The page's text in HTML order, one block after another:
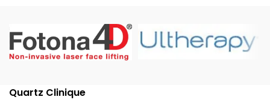
Quartz Clinique